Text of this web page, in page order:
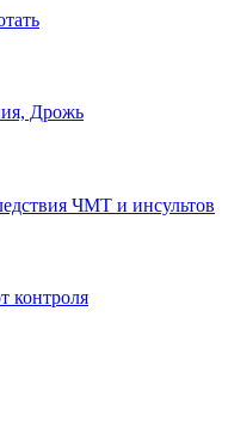
Дрожь
ЧМТ и инсультов
контроля